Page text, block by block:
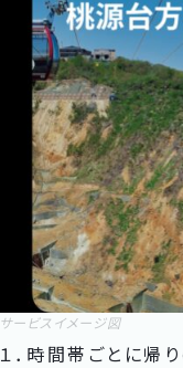
サービスイメージ図
１．時間帯ごとに帰